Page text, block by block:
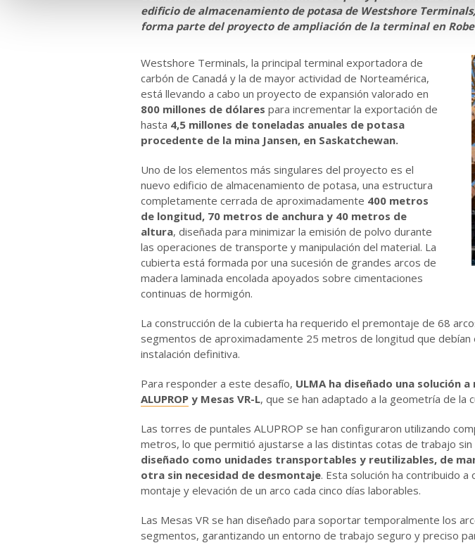
edificio de almacenamiento de potasa de Westshore
forma parte del proyecto de ampliación de la terminal en
Westshore Terminals, la principal terminal exportadora de
carbón de Canadá y la de mayor actividad de Norteamérica,
está llevando a cabo un proyecto de expansión valorado en
800 millones de dólares para incrementar la exportación de
hasta 4,5 millones de toneladas anuales de potasa
procedente de la mina Jansen, en Saskatchewan.
Uno de los elementos más singulares del proyecto es el
nuevo edificio de almacenamiento de potasa, una estructura
completamente cerrada de aproximadamente 400 metros
de longitud, 70 metros de anchura y 40 metros de
altura, diseñada para minimizar la emisión de polvo durante
las operaciones de transporte y manipulación del material. La
cubierta está formada por una sucesión de grandes arcos de
madera laminada encolada apoyados sobre cimentaciones
continuas de hormigón.
La construcción de la cubierta ha requerido el premontaje de 68
segmentos de aproximadamente 25 metros de longitud que
instalación definitiva.
Para responder a este desafío, ULMA ha diseñado una solución
ALUPROPy Mesas VR-L, que se han adaptado a la geometría de la
Las torres de puntales ALUPROP se han configuraron utilizando
metros, lo que permitió ajustarse a las distintas cotas de trabajo sin
diseñado como unidades transportables y reutilizables, de
otra sin necesidad de desmontaje. Esta solución ha contribuido
montaje y elevación de un arco cada cinco días laborables.
Las Mesas VR se han diseñado para soportar temporalmente los
segmentos, garantizando un entorno de trabajo seguro y preciso